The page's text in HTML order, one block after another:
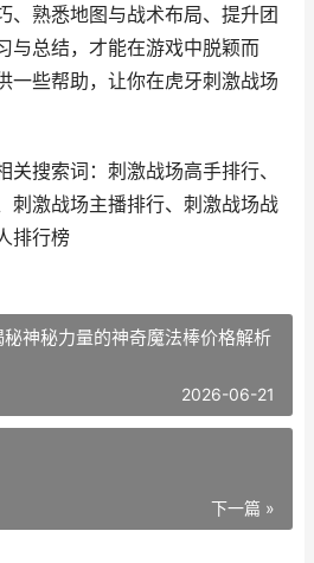
、熟悉地图与战术布局、提升团
与总结，才能在游戏中脱颖而
一些帮助，让你在虎牙刺激战场
关搜索词：刺激战场高手排行、
刺激战场主播排行、刺激战场战
排行榜
神秘力量的神奇魔法棒价格解析
2026-06-21
下一篇 »